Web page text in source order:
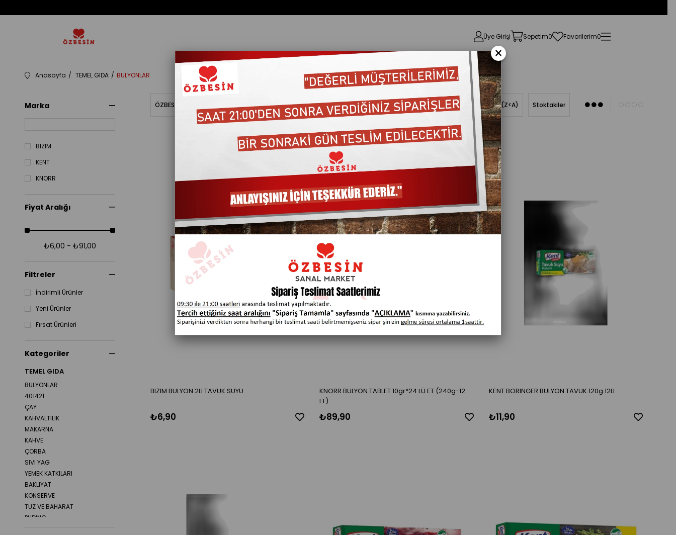
Üye Girişi Sepetim0 Favorilerim0
Anasayfa TEMEL GIDA BULYONLAR
Marka
BIZIM
KENT
KNORR
Fiyat Aralığı
₺6,00 - ₺91,00
Filtreler
İndirimli Ürünler
Yeni Ürünler
Fırsat Ürünleri
Kategoriler
TEMEL GIDA
BULYONLAR
401421
ÇAY
KAHVALTILIK
MAKARNA
KAHVE
ÇORBA
SIVI YAG
YEMEK KATKILARI
BAKLIYAT
KONSERVE
TUZ VE BAHARAT
PUDING
SERBETLI TATLI
ÖZBESINBAKIYE Fiyata Göre (Artan) Fiyata Göre (Azalan) Ürün Adına Göre (A>Z) Ürün Adına Göre (Z<A) Stoktakiler
BIZIM BULYON 2LI TAVUK SUYU
₺6,90
KNORR BULYON TABLET 10gr*24 LÜ ET (240g-12
LT)
₺89,90
KENT BORINGER BULYON TAVUK 120g 12LI
₺11,90
×